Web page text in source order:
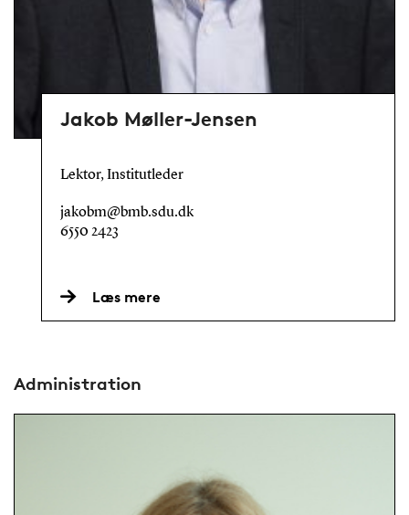
Jakob Møller-Jensen
Lektor, Institutleder
jakobm@bmb.sdu.dk
6550 2423
Læs mere
Administration